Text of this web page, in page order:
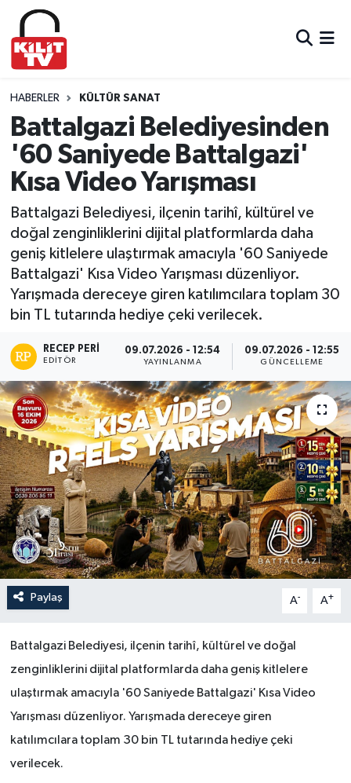
HABERLER KÜLTÜR SANAT
Battalgazi Belediyesinden
'60 Saniyede Battalgazi'
Kısa Video Yarışması
Battalgazi Belediyesi, ilçenin tarihî, kültürel ve
doğal zenginliklerini dijital platformlarda daha
geniş kitlelere ulaştırmak amacıyla '60 Saniyede
Battalgazi' Kısa Video Yarışması düzenliyor.
Yarışmada dereceye giren katılımcılara toplam 30
bin TL tutarında hediye çeki verilecek.
RECEP PERI
EDITÖR
09.07.2026 - 12:54
YAYINLANMA
09.07.2026 - 12:55
GÜNCELLEME
Paylaş A- A+
Battalgazi Belediyesi, ilçenin tarihî, kültürel ve doğal
zenginliklerini dijital platformlarda daha geniş kitlelere
ulaştırmak amacıyla '60 Saniyede Battalgazi' Kısa Video
Yarışması düzenliyor. Yarışmada dereceye giren
katılımcılara toplam 30 bin TL tutarında hediye çeki
verilecek.
Hava Durumu
Trafik Durumu
Süper Lig Puan Durumu ve Fikstür
Tüm Manşetler
Son Dakika Haberleri
Haber Arşivi